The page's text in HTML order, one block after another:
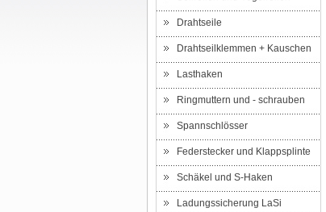
Drahtseile
Drahtseilklemmen + Kauschen
Lasthaken
Ringmuttern und - schrauben
Spannschlösser
Federstecker und Klappsplinte
Schäkel und S-Haken
Ladungssicherung LaSi